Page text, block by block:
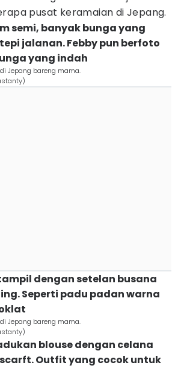
pusat keramaian di Jepang.
semi, banyak bunga yang
jalanan. Febby pun berfoto
yang indah
Jepang bareng mama.
dengan setelan busana
Seperti padu padan warna
Jepang bareng mama.
blouse dengan celana
Outfit yang cocok untuk